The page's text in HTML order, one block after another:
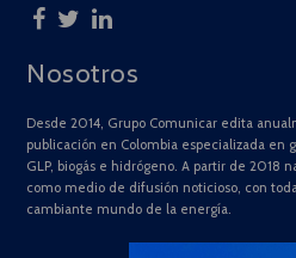
Nosotros
Desde 2014, Grupo Comunicar edita
publicación en Colombia especializada en
GLP, biogás e hidrógeno. A partir de 2018
como medio de difusión noticioso, con
cambiante mundo de la energía.